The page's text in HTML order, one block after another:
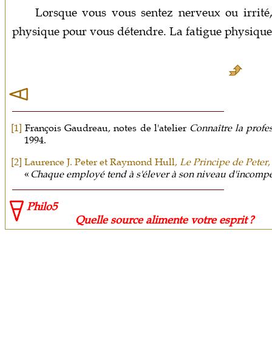
Lorsque vous vous sentez nerveux ou
physique pour vous détendre. La fatigue
[1] François Gaudreau, notes de l'atelier Connaître la
1994.
[2] Laurence J. Peter et Raymond Hull, Le Principe de Peter
« Chaque employé tend à s'élever à son niveau
Philo5
Quelle source alimente votre esprit ?